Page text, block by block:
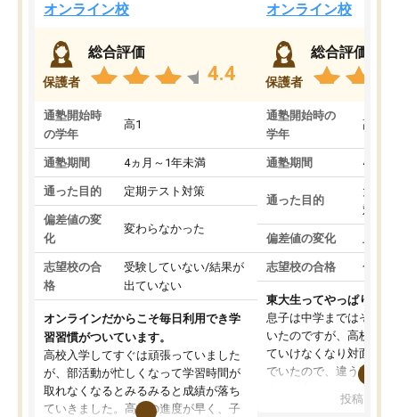
オンライン校
保護者
総合評価
4.4
通塾開始時
の学年
高1
通塾期間 4ヵ月～1年未満
通った目的 定期テスト対策
偏差値の変
化
変わらなかった
志望校の合
格
受験していない/結果が
出ていない
オンラインだからこそ毎日利用でき学
習習慣がついています。
高校入学してすぐは頑張っていました
が、部活動が忙しくなって学習時間が
取れなくなるとみるみると成績が落ち
ていきました。高校の進度が早く、子
オンライン校
保護者
総合評価
通塾開始時の
学年
高3
通塾期間 4ヵ月
通った目的
大学
対策
偏差値の変化 上が
志望校の合格 合格
東大生ってやっぱりすご
息子は中学まではそこそ
いたのですが、高校に入
ていけなくなり対面の塾
でいたので、違うアプロ
で、当初は模試でD判定
投稿日：